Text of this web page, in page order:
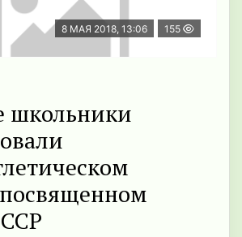
8 МАЯ 2018, 13:06 155
школьники